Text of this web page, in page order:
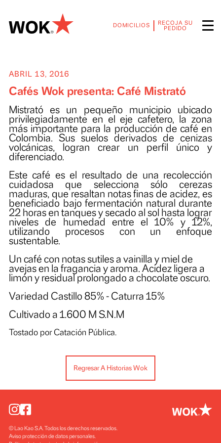
DOMICILIOS RECOJA SU
PEDIDO
Cafés Wok presenta: Café Mistrató
Mistrató es un pequeño municipio
privilegiadamente en el eje cafetero, la
más importante para la producción de
Colombia. Sus suelos derivados de
volcánicas, logran crear un perfil
diferenciado.
Este café es el resultado de una
cuidadosa que selecciona sólo
maduras, que resaltan notas finas de
beneficiado bajo fermentación natural
22 horas en tanques y secado al sol hasta
niveles de humedad entre el 10% y
utilizando procesos con un
sustentable.
avejas en la fragancia y aroma. Acidez ligera
limón y residual prolongado a chocolate
Variedad Castillo 85% - Caturra 15%
Tostado por Catación Pública.